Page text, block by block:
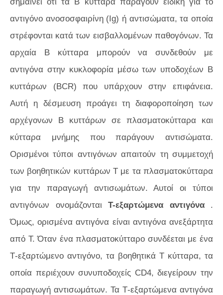
αντιγόνο ανοσοσφαιρίνη (Ig) ή αντισώματα, τα οποία
στρέφονται κατά των εισβαλλομένων παθογόνων. Τα
αρχαία Β κύτταρα μπορούν να συνδεθούν με
αντιγόνα στην κυκλοφορία μέσω των υποδοχέων Β
κυττάρων (BCR) που υπάρχουν στην επιφάνεια.
Αυτή η δέσμευση προάγει τη διαφοροποίηση των
αρχέγονων Β κυττάρων σε πλασματοκύτταρα και
κύτταρα μνήμης που παράγουν αντισώματα.
Ορισμένοι τύποι αντιγόνων απαιτούν τη συμμετοχή
των βοηθητικών κυττάρων Τ με τα πλασματοκύτταρα
για την παραγωγή αντισωμάτων. Αυτοί οι τύποι
αντιγόνων ονομάζονται Τ-εξαρτώμενα αντιγόνα.
Όμως, ορισμένα αντιγόνα είναι αντιγόνα ανεξάρτητα
από Τ. Όταν ένα πλασματοκύτταρο συνδέεται με ένα
Τ-εξαρτώμενο αντιγόνο, τα βοηθητικά Τ κύτταρα, τα
οποία περιέχουν συνυποδοχείς CD4, διεγείρουν την
παραγωγή αντισωμάτων. Τα Τ-εξαρτώμενα αντιγόνα